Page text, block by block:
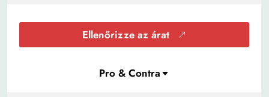
Ellenőrizze az árat